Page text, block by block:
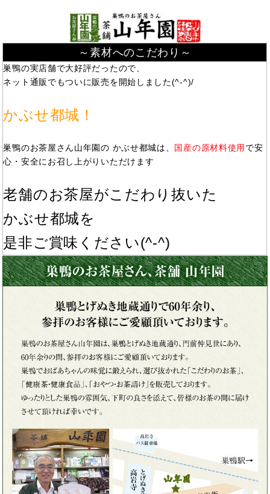
～素材へのこだわり～
巣鴨の実店舗で大好評だったので、
ネット通販でもついに販売を開始しました(^-^)/
かぶせ都城！
巣鴨のお茶屋さん山年園の かぶせ都城は、 国産の原材料使用 で安
心・安全にお召し上がりいただけます
老舗のお茶屋がこだわり抜いた
かぶせ都城を
是非ご賞味ください(^-^)